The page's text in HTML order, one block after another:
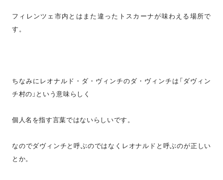
フィレンツェ市内とはまた違ったトスカーナが味わえる場所で
す。
ちなみにレオナルド・ダ・ヴィンチのダ・ヴィンチは「ダヴィン
チ村の」という意味らしく
個人名を指す言葉ではないらしいです。
なのでダヴィンチと呼ぶのではなくレオナルドと呼ぶのが正しい
とか。